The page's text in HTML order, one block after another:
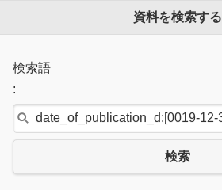
資料を検索する
検索語
:
検索